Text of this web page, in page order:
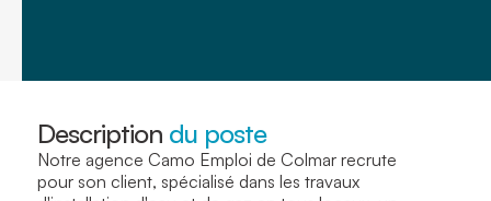
Description du poste
Notre agence Camo Emploi de Colmar recrute
pour son client, spécialisé dans les travaux